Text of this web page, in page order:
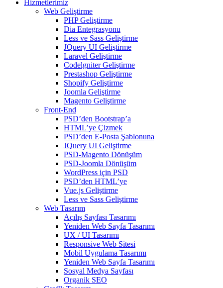
Hizmetlerimiz
Web Geliştirme
PHP Geliştirme
Dia Entegrasyonu
Less ve Sass Geliştirme
JQuery UI Geliştirme
Laravel Geliştirme
Codelgniter Geliştirme
Prestashop Geliştirme
Shopify Geliştirme
Joomla Geliştirme
Magento Geliştirme
Front-End
PSD’den Bootstrap’a
HTML’ye Çizmek
PSD’den E-Posta Şablonuna
JQuery UI Geliştirme
PSD-Magento Dönüşüm
PSD-Joomla Dönüşüm
WordPress için PSD
PSD’den HTML’ye
Vue.js Geliştirme
Less ve Sass Geliştirme
Web Tasarım
Açılış Sayfası Tasarımı
Yeniden Web Sayfa Tasarımı
UX / UI Tasarımı
Responsive Web Sitesi
Mobil Uygulama Tasarımı
Yeniden Web Sayfa Tasarımı
Sosyal Medya Sayfası
Organik SEO